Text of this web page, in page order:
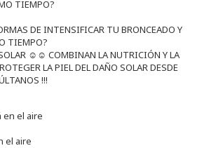
DE INTENSIFICAR TU BRONCEADO Y
TIEMPO?
☺️☺️ COMBINAN LA NUTRICIÓN Y LA
LA PIEL DEL DAÑO SOLAR DESDE
!!!
el aire